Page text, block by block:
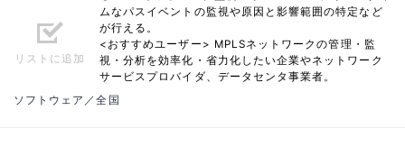
リストに追加
ムなパスイベントの監視や原因と影響範囲の特定など
が行える。
<おすすめユーザー> MPLSネットワークの管理・監
視・分析を効率化・省力化したい企業やネットワーク
サービスプロバイダ、データセンタ事業者。
ソフトウェア／全国